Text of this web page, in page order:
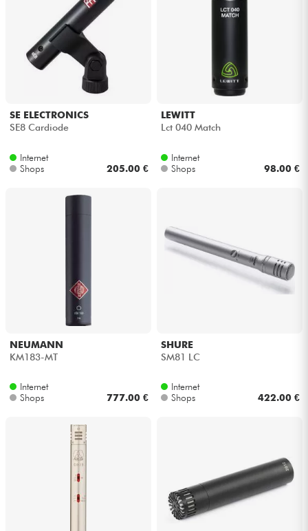
SE ELECTRONICS
SE8 Cardiode
Internet
Shops
205.00 €
LEWITT
Lct 040 Match
Internet
Shops
98.00 €
NEUMANN
KM183-MT
Internet
Shops
777.00 €
SHURE
SM81 LC
Internet
Shops
422.00 €